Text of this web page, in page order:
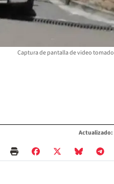
Captura de pantalla de video
Actualizado: